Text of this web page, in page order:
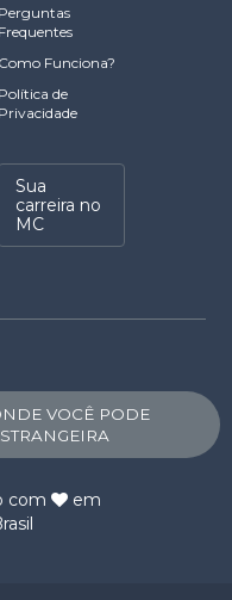
Perguntas
Frequentes
Como Funciona?
Política de
Privacidade
Sua
carreira no
MC
VOCÊ PODE
com
em